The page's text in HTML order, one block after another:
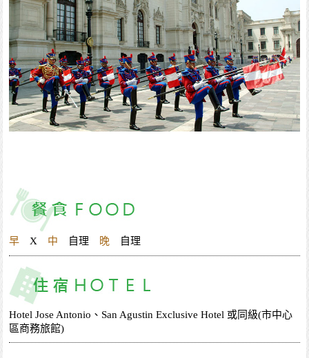
早 X 中 自理 晚 自理
Hotel Jose Antonio、San Agustin Exclusive Hotel 或同級(市中心
區商務旅館)